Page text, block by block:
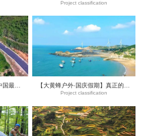
Project classification
【大黄蜂户外元旦假期】中国最美渔村一日游 【大黄蜂户外·国庆假期】真正的旅行——寻觅梦幻象鼻湾
Project classification